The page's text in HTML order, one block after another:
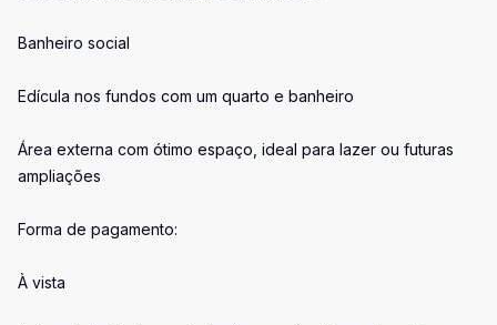
Banheiro social
Edícula nos fundos com um quarto e banheiro
Área externa com ótimo espaço, ideal para lazer ou futuras
ampliações
Forma de pagamento:
À vista